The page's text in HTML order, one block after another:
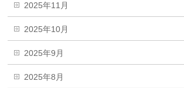
2025年11月
2025年10月
2025年9月
2025年8月